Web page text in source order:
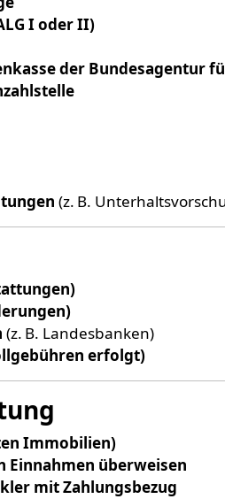
I oder II)
der Bundesagentur
(z. B.
(z. B. Landesbanken)
erfolgt)
Immobilien)
Einnahmen überweisen
mit Zahlungsbezug